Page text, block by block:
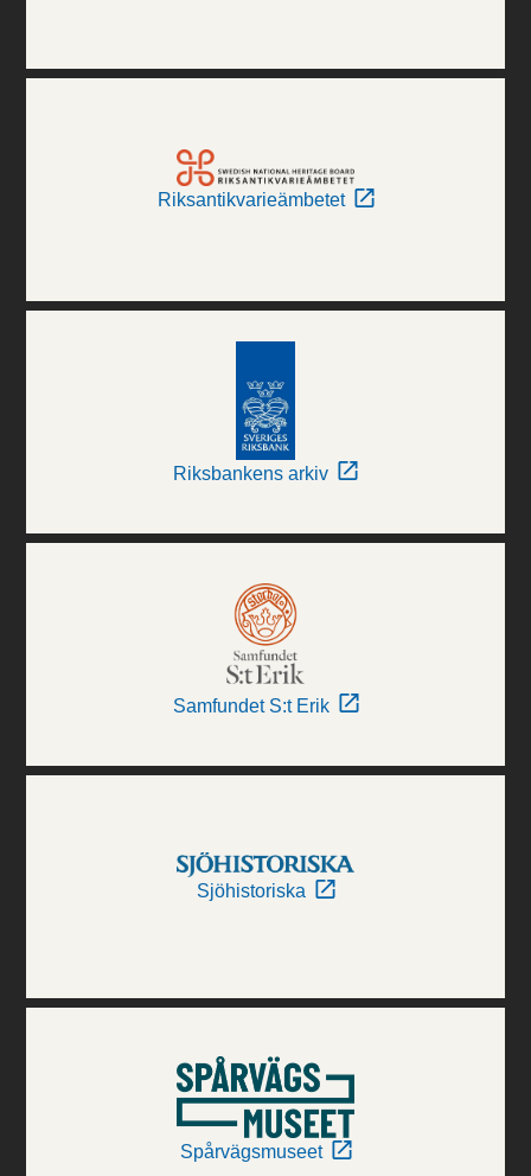
Riksantikvarieämbetet
Riksbankens arkiv
Samfundet S:t Erik
Sjöhistoriska
Spårvägsmuseet